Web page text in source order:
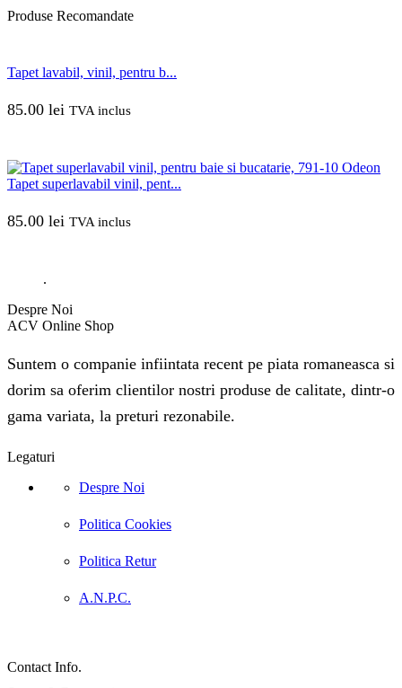
Produse Recomandate
Tapet lavabil, vinil, pentru b...
85.00 lei TVA inclus
Tapet superlavabil vinil, pent...
85.00 lei TVA inclus
.
Despre Noi
ACV Online Shop
Suntem o companie infiintata recent pe piata romaneasca si
dorim sa oferim clientilor nostri produse de calitate, dintr-o
gama variata, la preturi rezonabile.
Legaturi
Despre Noi
Politica Cookies
Politica Retur
A.N.P.C.
Contact Info.